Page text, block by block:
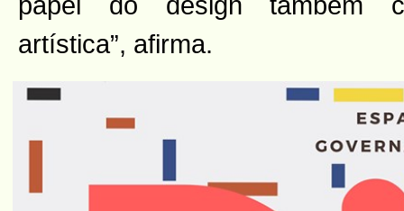
artística”, afirma.